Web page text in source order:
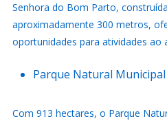
Senhora do Bom Parto,
aproximadamente 300 metros,
oportunidades para atividades ao
Parque Natural
Com 913 hectares, o Parque